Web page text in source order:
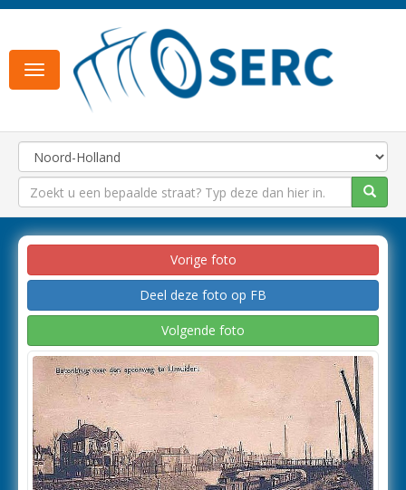
Toggle
navigation
Vorige foto
Deel deze foto op FB
Volgende foto